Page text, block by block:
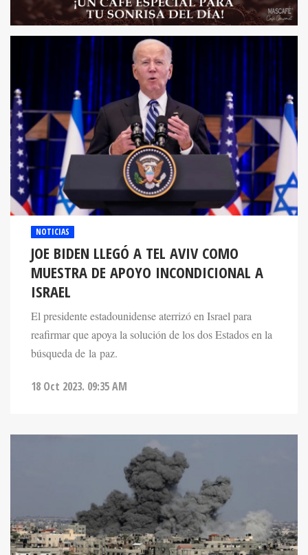
NOTICIAS
JOE BIDEN LLEGÓ A TEL AVIV COMO
MUESTRA DE APOYO INCONDICIONAL A
ISRAEL
El presidente estadounidense aterrizó en Israel para
reafirmar que apoya la solución de los dos Estados en la
búsqueda de la paz.